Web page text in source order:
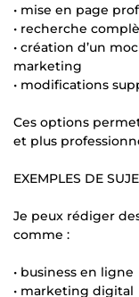
• mise en page
• recherche
• création d’un
marketing
• modifications
Ces options
et plus
EXEMPLES DE
Je peux rédiger
comme :
• business en ligne
• marketing digital